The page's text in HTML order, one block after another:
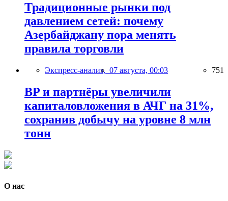
Традиционные рынки под
давлением сетей: почему
Азербайджану пора менять
правила торговли
Экспресс-анализ, 07 августа, 00:03 751
BP и партнёры увеличили
капиталовложения в АЧГ на 31%,
сохранив добычу на уровне 8 млн
тонн
О нас